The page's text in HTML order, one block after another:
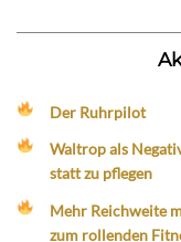
Der Ruhrpilot
Waltrop als
statt zu pflegen
Mehr Reichweite
zum rollenden